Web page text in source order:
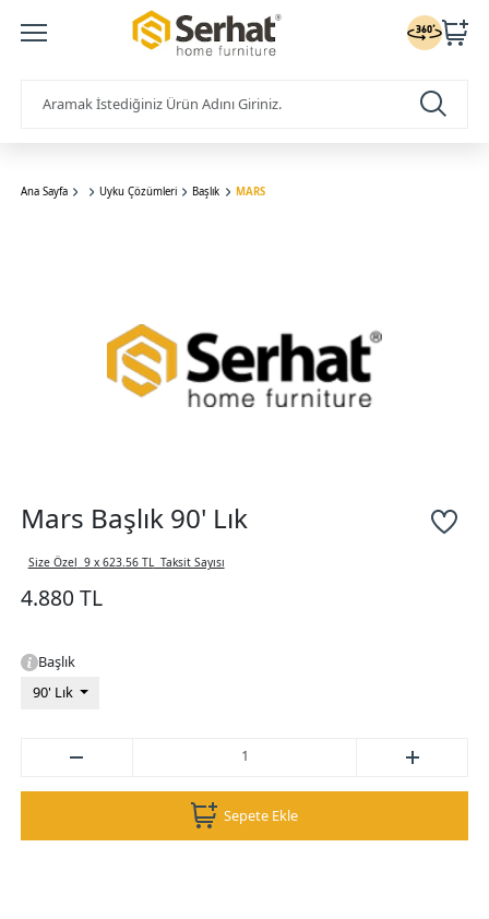
Ana Sayfa Uyku Çözümleri Başlık MARS
Mars Başlık 90' Lık
Size Özel 9 x 623.56 TLTaksit Sayısı
4.880 TL
Başlık
90' Lık
Sepete Ekle